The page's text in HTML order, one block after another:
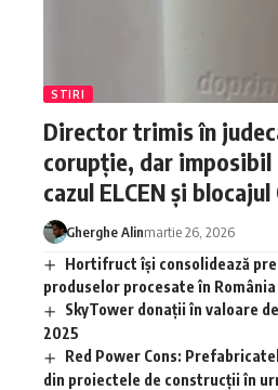
STIRI
Director trimis în
corupție, dar
cazul ELCEN și blocajul
Gherghe Alinmartie 26, 2026
Hortifruct își consolidează
produselor procesate în România
SkyTower donații în valoare
2025
Red Power Cons:
din proiectele de construcții în